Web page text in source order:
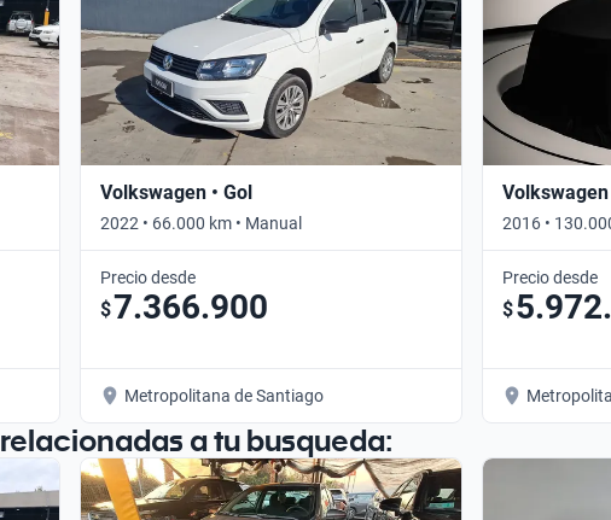
Volkswagen • Gol
2022 • 66.000 km • Manual
Precio desde
$7.366.900
Metropolitana de Santiago
Volkswagen
2016 •
Precio desde
$
a tu busqueda: